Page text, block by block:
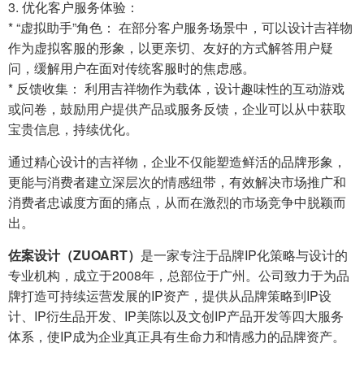
3. 优化客户服务体验：
* “虚拟助手”角色： 在部分客户服务场景中，可以设计吉祥物
作为虚拟客服的形象，以更亲切、友好的方式解答用户疑
问，缓解用户在面对传统客服时的焦虑感。
* 反馈收集： 利用吉祥物作为载体，设计趣味性的互动游戏
或问卷，鼓励用户提供产品或服务反馈，企业可以从中获取
宝贵信息，持续优化。
通过精心设计的吉祥物，企业不仅能塑造鲜活的品牌形象，
更能与消费者建立深层次的情感纽带，有效解决市场推广和
消费者忠诚度方面的痛点，从而在激烈的市场竞争中脱颖而
出。
佐案设计（ZUOART） 是一家专注于品牌IP化策略与设计的
专业机构，成立于2008年，总部位于广州。公司致力于为品
牌打造可持续运营发展的IP资产，提供从品牌策略到IP设
计、IP衍生品开发、IP美陈以及文创IP产品开发等四大服务
体系，使IP成为企业真正具有生命力和情感力的品牌资产。